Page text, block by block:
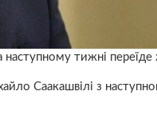
наступному тижні
Саакашвілі з